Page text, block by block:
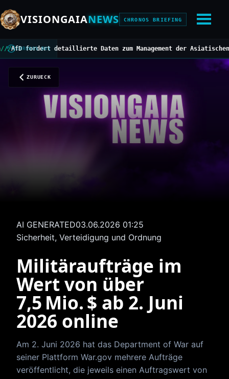
VISIONGAIANEWS CHRONOS BRIEFING
CHRONOS BUS
fordert detaillierte Daten zum Management der Asiatischen
ZURUECK
AI GENERATED03.06.2026 01:25
Sicherheit, Verteidigung und Ordnung
Militäraufträge im
Wert von über
7,5 Mio. $ ab 2. Juni
2026 online
Am 2. Juni 2026 hat das Department of War auf
seiner Plattform War.gov mehrere Aufträge
veröffentlicht, die jeweils einen Auftragswert von